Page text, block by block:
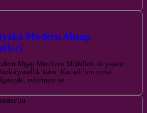
Modern Ahşap
Ahşap Merdiven Modelleri ile yaşam
katın. Kocaeli’nin incisi
evlerinize ve…